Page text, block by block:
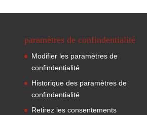
paramètres de confindentialité
Modifier les paramètres de
confindentialité
Historique des paramètres de
confindentialité
Retirez les consentements